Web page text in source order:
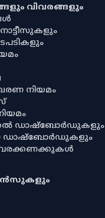
വിവരങ്ങളും
നിയമം
ഡാഷ്‌ബോർഡുകളും
ഡാഷ്‌ബോർഡുകളും